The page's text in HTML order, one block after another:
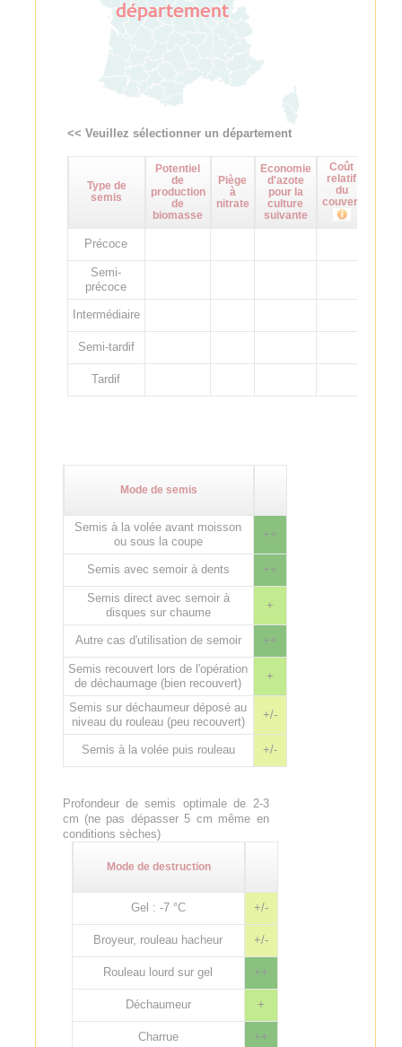
<< Veuillez sélectionner un département
Type de
semis
Potentiel
de
production
de
biomasse
Piège
à
nitrate
Economie
d'azote
pour la
culture
suivante
Coût
relatif
du
couvert
Précoce
Semi-
précoce
Intermédiaire
Semi-tardif
Tardif
Mode de semis
Semis à la volée avant moisson
ou sous la coupe
++
Semis avec semoir à dents ++
Semis direct avec semoir à
disques sur chaume
+
Autre cas d'utilisation de semoir ++
Semis recouvert lors de l'opération
de déchaumage (bien recouvert)
+
Semis sur déchaumeur déposé au
niveau du rouleau (peu recouvert)
+/-
Semis à la volée puis rouleau +/-
Profondeur de semis optimale de 2-3
cm (ne pas dépasser 5 cm même en
conditions sèches)
Mode de destruction
Gel : -7 °C +/-
Broyeur, rouleau hacheur +/-
Rouleau lourd sur gel ++
Déchaumeur +
Charrue ++